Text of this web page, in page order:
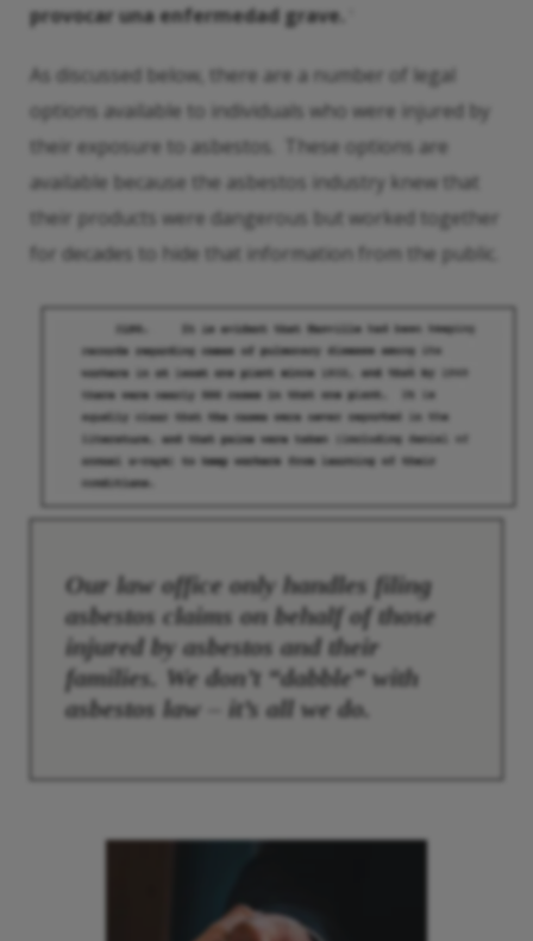
provocar una enfermedad grave.
As discussed below, there are a number of legal
options available to individuals who were injured by
their exposure to asbestos. These options are
available because the asbestos industry knew that
their products were dangerous but worked together
for decades to hide that information from the public.
Our law office only handles filing
asbestos claims on behalf of those
injured by asbestos and their
families. We don’t “dabble” with
asbestos law – it’s all we do.